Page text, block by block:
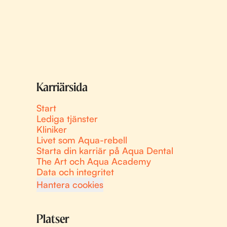
Karriärsida
Start
Lediga tjänster
Kliniker
Livet som Aqua-rebell
Starta din karriär på Aqua Dental
The Art och Aqua Academy
Data och integritet
Hantera cookies
Platser